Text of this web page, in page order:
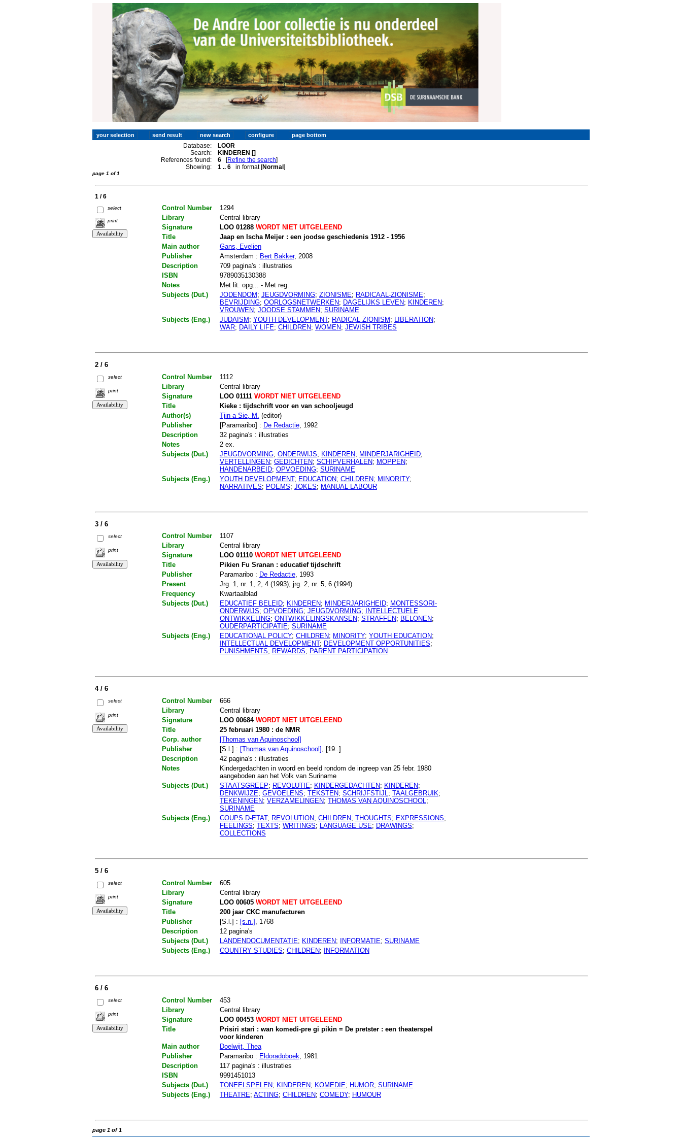
Database:
LOOR
Search:
KINDEREN []
References found:
6 [Refine the search]
Showing:
1 .. 6 in format [Normal]
page 1 of 1
1 / 6
select
print
Control Number
1294
Library
Central library
Signature
LOO 01288WORDT NIET UITGELEEND
Title
Jaap en Ischa Meijer : een joodse geschiedenis 1912 - 1956
Main author
Gans, Evelien
Publisher
Amsterdam : Bert Bakker, 2008
Description
709 pagina's : illustraties
ISBN
9789035130388
Notes
Met lit. opg... - Met reg.
Subjects (Dut.)
JODENDOM ; JEUGDVORMING; ZIONISME; RADICAAL-ZIONISME;
BEVRIJDING; OORLOGSNETWERKEN; DAGELIJKS LEVEN; KINDEREN;
VROUWEN; JOODSE STAMMEN; SURINAME
Subjects (Eng.)
JUDAISM ; YOUTH DEVELOPMENT; RADICAL ZIONISM ; LIBERATION;
WAR; DAILY LIFE; CHILDREN; WOMEN; JEWISH TRIBES
2 / 6
select
print
Control Number
1112
Library
Central library
Signature
LOO 01111WORDT NIET UITGELEEND
Title
Kieke : tijdschrift voor en van schooljeugd
Author(s)
Tjin a Sie, M. (editor)
Publisher
[Paramaribo] : De Redactie, 1992
Description
32 pagina's : illustraties
Notes
2 ex.
Subjects (Dut.)
JEUGDVORMING; ONDERWIJS; KINDEREN; MINDERJARIGHEID;
VERTELLINGEN; GEDICHTEN; SCHIPVERHALEN; MOPPEN;
HANDENARBEID; OPVOEDING; SURINAME
Subjects (Eng.)
YOUTH DEVELOPMENT; EDUCATION; CHILDREN; MINORITY;
NARRATIVES; POEMS; JOKES; MANUAL LABOUR
3 / 6
select
print
Control Number
1107
Library
Central library
Signature
LOO 01110WORDT NIET UITGELEEND
Title
Pikien Fu Sranan : educatief tijdschrift
Publisher
Paramaribo : De Redactie, 1993
Present
Jrg. 1, nr. 1, 2, 4 (1993); jrg. 2, nr. 5, 6 (1994)
Frequency
Kwartaalblad
Subjects (Dut.)
EDUCATIEF BELEID; KINDEREN; MINDERJARIGHEID; MONTESSORI-
ONDERWIJS; OPVOEDING; JEUGDVORMING;
INTELLECTUELE
ONTWIKKELING; ONTWIKKELINGSKANSEN; STRAFFEN; BELONEN;
OUDERPARTICIPATIE; SURINAME
Subjects (Eng.)
EDUCATIONAL POLICY; CHILDREN; MINORITY; YOUTH EDUCATION;
INTELLECTUAL DEVELOPMENT; DEVELOPMENT OPPORTUNITIES;
PUNISHMENTS; REWARDS; PARENT PARTICIPATION
4 / 6
select
print
Control Number
666
Library
Central library
Signature
LOO 00684WORDT NIET UITGELEEND
Title
25 februari 1980 : de NMR
Corp. author
[Thomas van Aquinoschool]
Publisher
[S.l.] : [Thomas van Aquinoschool] , [19..]
Description
42 pagina's : illustraties
Notes
Kindergedachten in woord en beeld rondom de ingreep van 25 febr. 1980
aangeboden aan het Volk van Suriname
Subjects (Dut.)
STAATSGREEP; REVOLUTIE; KINDERGEDACHTEN; KINDEREN;
DENKWIJZE; GEVOELENS; TEKSTEN; SCHRIJFSTIJL; TAALGEBRUIK;
TEKENINGEN; VERZAMELINGEN; THOMAS VAN AQUINOSCHOOL;
SURINAME
Subjects (Eng.)
COUPS D-ETAT; REVOLUTION; CHILDREN; THOUGHTS; EXPRESSIONS;
FEELINGS; TEXTS; WRITINGS; LANGUAGE USE; DRAWINGS;
COLLECTIONS
5 / 6
select
print
Control Number
605
Library
Central library
Signature
LOO 00605WORDT NIET UITGELEEND
Title
200 jaar CKC manufacturen
Publisher
[S.l.] : [s.n.]
, 1768
Description
12 pagina's
Subjects (Dut.)
LANDENDOCUMENTATIE; KINDEREN; INFORMATIE; SURINAME
Subjects (Eng.)
COUNTRY STUDIES; CHILDREN; INFORMATION
6 / 6
select
print
Control Number
453
Library
Central library
Signature
LOO 00453WORDT NIET UITGELEEND
Title
Prisiri stari : wan komedi-pre gi pikin = De pretster : een theaterspel
voor kinderen
Main author
Doelwijt, Thea
Publisher
Paramaribo : Eldoradoboek , 1981
Description
117 pagina's : illustraties
ISBN
9991451013
Subjects (Dut.)
TONEELSPELEN; KINDEREN; KOMEDIE; HUMOR; SURINAME
Subjects (Eng.)
THEATRE; ACTING; CHILDREN; COMEDY; HUMOUR
page 1 of 1